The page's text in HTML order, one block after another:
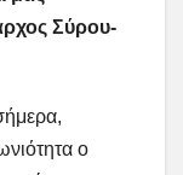
Σύρου-
ο